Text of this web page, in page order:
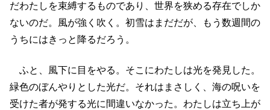
だわたしを束縛するものであり、世界を狭める存在でしか
ないのだ。風が強く吹く。初雪はまだだが、もう数週間の
うちにはきっと降るだろう。
ふと、風下に目をやる。そこにわたしは光を発見した。
緑色のぼんやりとした光だ。それはまさしく、海の呪いを
受けた者が発する光に間違いなかった。わたしは立ち上が